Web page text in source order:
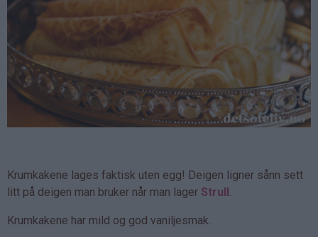
Krumkakene lages faktisk uten egg! Deigen ligner sånn sett
litt på deigen man bruker når man lager Strull .
Krumkakene har mild og god vaniljesmak.